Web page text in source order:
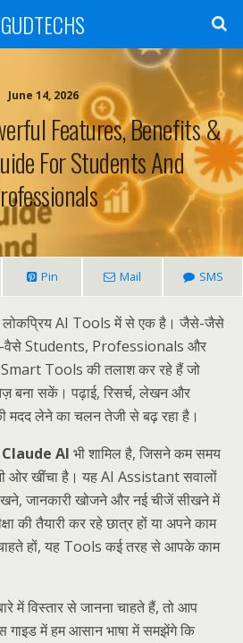
GUDTECHS
June 14, 2026
Features, Benefits &
For Students And
Pin Mail SMS
AI Tools में से एक है। जैसे-जैसे
वैसे Students, Professionals और
Tools की तलाश कर रहे हैं जो
बना सकें। पढ़ाई, रिसर्च, लेखन और
मदद लेने का चलन तेजी से बढ़ रहा है।
Claude AI भी शामिल है, जिसने कम समय
ओर खींचा है। यह AI Assistant सवालों
जानकारी खोजने और नई चीजें सीखने में
की तैयारी कर रहे छात्र हों या अपने काम
हों, यह Tools कई तरह से आपके काम
में विस्तार से जानना चाहते हैं, तो आप
गाइड में हम आसान भाषा में समझेंगे कि